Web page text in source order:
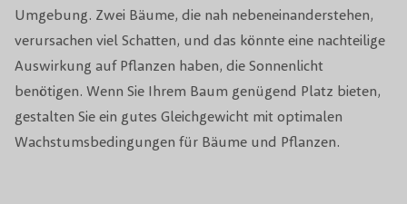
Umgebung. Zwei Bäume, die nah nebeneinanderstehen,
verursachen viel Schatten, und das könnte eine nachteilige
Auswirkung auf Pflanzen haben, die Sonnenlicht
benötigen. Wenn Sie Ihrem Baum genügend Platz bieten,
gestalten Sie ein gutes Gleichgewicht mit optimalen
Wachstumsbedingungen für Bäume und Pflanzen.